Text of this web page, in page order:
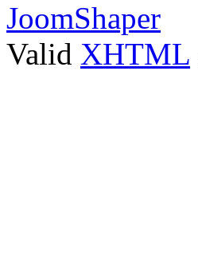
JoomShaper
Valid XHTML